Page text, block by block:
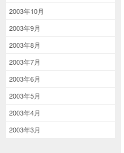
2003年10月
2003年9月
2003年8月
2003年7月
2003年6月
2003年5月
2003年4月
2003年3月